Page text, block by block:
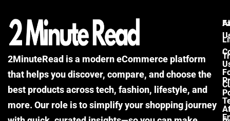
2MinuteRead is a modern eCommerce platform
that helps you discover, compare, and choose the
best products across tech, fashion, lifestyle, and
more. Our role is to simplify your shopping journey